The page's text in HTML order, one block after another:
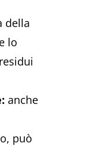
della
lo
anche
può